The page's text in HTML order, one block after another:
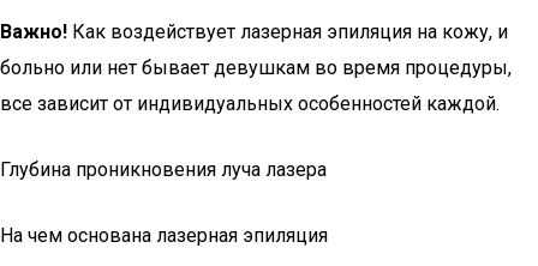
Важно! Как воздействует лазерная эпиляция на кожу, и
больно или нет бывает девушкам во время процедуры,
все зависит от индивидуальных особенностей каждой.
Глубина проникновения луча лазера
На чем основана лазерная эпиляция